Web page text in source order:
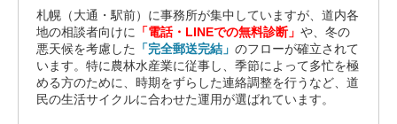
札幌（大通・駅前）に事務所が集中していますが、道内各
地の相談者向けに 「電話・LINEでの無料診断」 や、冬の
悪天候を考慮した
「完全郵送完結」 のフローが確立されて
います。特に農林水産業に従事し、季節によって多忙を極
める方のために、時期をずらした連絡調整を行うなど、道
民の生活サイクルに合わせた運用が選ばれています。